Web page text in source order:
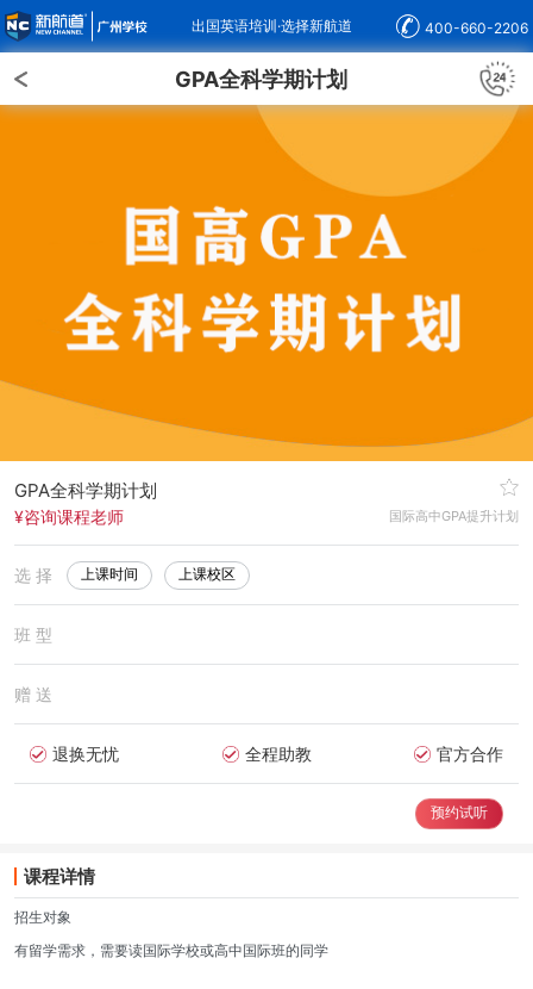
出国英语培训·选择新航道 400-660-2206
GPA全科学期计划
GPA全科学期计划
¥咨询课程老师 国际高中GPA提升计划
选 择 上课时间 上课校区
班 型
赠 送
退换无忧 全程助教 官方合作
预约试听
课程详情
招生对象
有留学需求，需要读国际学校或高中国际班的同学